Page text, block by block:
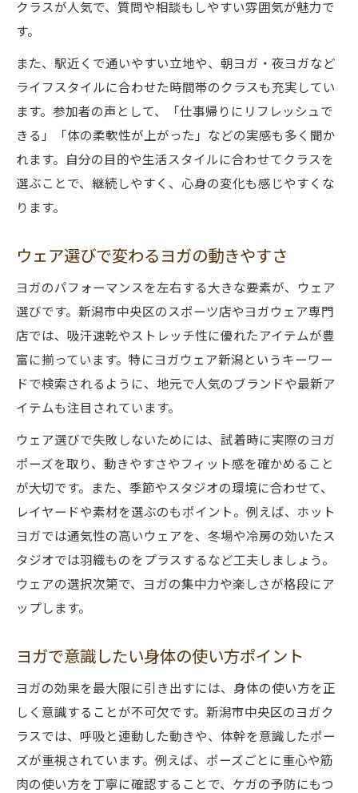
クラスが人気で、質問や相談もしやすい雰囲気が魅力で
す。
また、駅近くで通いやすい立地や、朝ヨガ・夜ヨガなど
ライフスタイルに合わせた時間帯のクラスも充実してい
ます。参加者の声として、「仕事帰りにリフレッシュで
きる」「体の柔軟性が上がった」などの実感も多く聞か
れます。自分の目的や生活スタイルに合わせてクラスを
選ぶことで、継続しやすく、心身の変化も感じやすくな
ります。
ウェア選びで変わるヨガの動きやすさ
ヨガのパフォーマンスを左右する大きな要素が、ウェア
選びです。新潟市中央区のスポーツ店やヨガウェア専門
店では、吸汗速乾やストレッチ性に優れたアイテムが豊
富に揃っています。特にヨガウェア新潟というキーワー
ドで検索されるように、地元で人気のブランドや最新ア
イテムも注目されています。
ウェア選びで失敗しないためには、試着時に実際のヨガ
ポーズを取り、動きやすさやフィット感を確かめること
が大切です。また、季節やスタジオの環境に合わせて、
レイヤードや素材を選ぶのもポイント。例えば、ホット
ヨガでは通気性の高いウェアを、冬場や冷房の効いたス
タジオでは羽織ものをプラスするなど工夫しましょう。
ウェアの選択次第で、ヨガの集中力や楽しさが格段にア
ップします。
ヨガで意識したい身体の使い方ポイント
ヨガの効果を最大限に引き出すには、身体の使い方を正
しく意識することが不可欠です。新潟市中央区のヨガク
ラスでは、呼吸と連動した動きや、体幹を意識したポー
ズが重視されています。例えば、ポーズごとに重心や筋
肉の使い方を丁寧に確認することで、ケガの予防にもつ